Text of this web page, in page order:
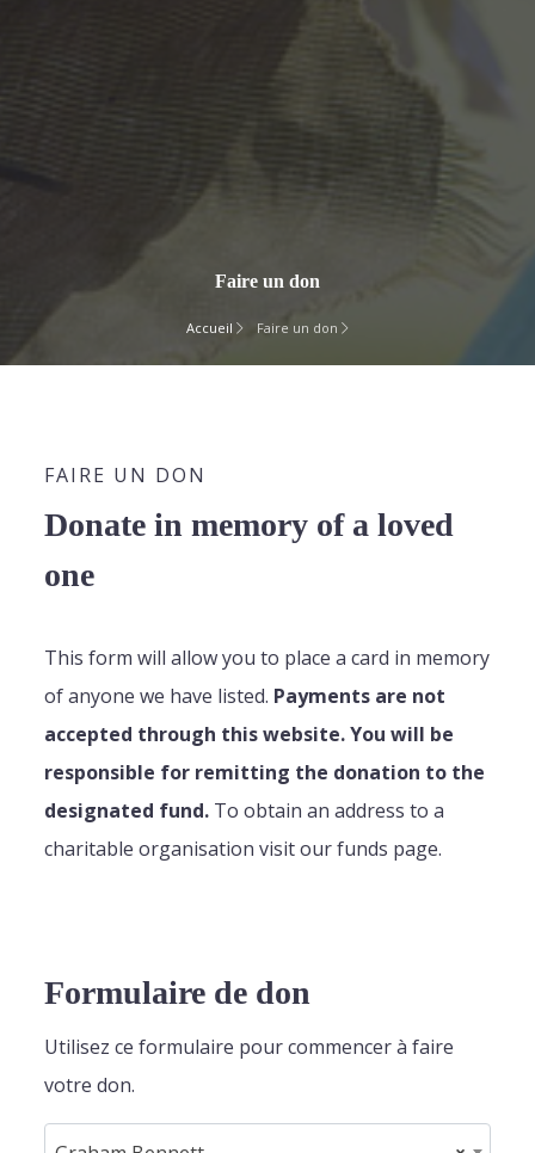
Faire un don
Accueil Faire un don
FAIRE UN DON
Donate in memory of a loved
one
This form will allow you to place a card in memory
of anyone we have listed. Payments are not
accepted through this website. You will be
responsible for remitting the donation to the
designated fund. To obtain an address to a
charitable organisation visit our funds page.
Formulaire de don
Utilisez ce formulaire pour commencer à faire
votre don.